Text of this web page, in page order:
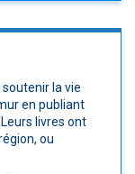
la vie
en publiant
livres ont
ou